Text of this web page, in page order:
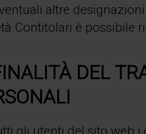
altre
Contitolari è possibile
DEL